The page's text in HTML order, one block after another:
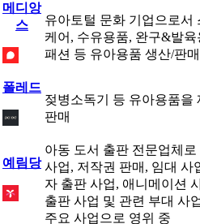
메디앙
스
유아토털 문화 기업으로서
케어, 수유용품, 완구&발육
패션 등 유아용품 생산/판매
폴레드
젖병소독기 등 유아용품을
판매
예림당
아동 도서 출판 전문업체로
사업, 저작권 판매, 임대 사
자 출판 사업, 애니메이션
출판 사업 및 관련 부대 사
주요 사업으로 영위 중